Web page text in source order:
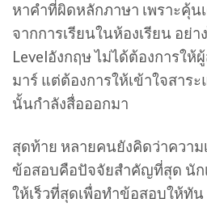
หาคำที่ผิดหลักภาษา เพราะคุ้
จากการเรียนในห้องเรียน อย่
Levelอังกฤษ ไม่ได้ต้องการให้
มาร์ แต่ต้องการให้เข้าใจสาร
นั้นกำลังสื่อออกมา
สุดท้าย หลายคนยังคิดว่าความ
ข้อสอบคือปัจจัยสำคัญที่สุด นัก
ให้เร็วที่สุดเพื่อทำข้อสอบให้ทั